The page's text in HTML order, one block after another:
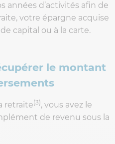
années d’activités afin de
votre épargne acquise
capital ou à la carte.
le montant
retraite(3), vous avez le
de revenu sous la